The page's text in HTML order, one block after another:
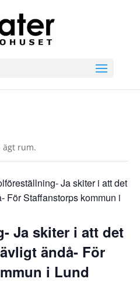
ägt rum.
Ja skiter i att det
För Staffanstorps kommun i
Ja skiter i att det
ändå- För
i Lund